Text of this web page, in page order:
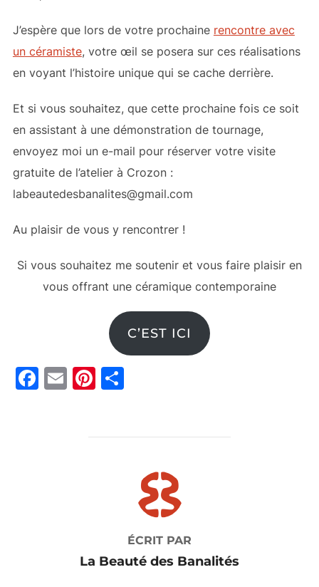
J’espère que lors de votre prochaine rencontre avec
un céramiste, votre œil se posera sur ces réalisations
en voyant l’histoire unique qui se cache derrière.
Et si vous souhaitez, que cette prochaine fois ce soit
en assistant à une démonstration de tournage,
envoyez moi un e-mail pour réserver votre visite
gratuite de l’atelier à Crozon :
labeautedesbanalites@gmail.com
Au plaisir de vous y rencontrer !
Si vous souhaitez me soutenir et vous faire plaisir en
vous offrant une céramique contemporaine
C’EST ICI
F E Pi
e
P
g
AUTEUR DE LA PUBLICATION
ÉCRIT PAR
La Beauté des Banalités